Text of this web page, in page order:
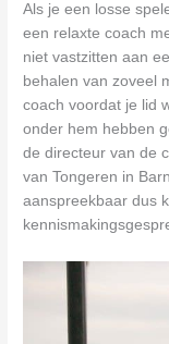
Als je een losse
een relaxte coach
niet vastzitten aan
behalen van zoveel
coach voordat je lid
onder hem hebben
de directeur van de
van Tongeren in
aanspreekbaar dus